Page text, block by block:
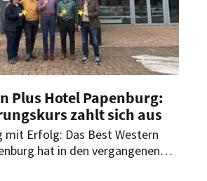
Plus Hotel Papenburg:
zahlt sich aus
mit Erfolg: Das Best Western
hat in den vergangenen